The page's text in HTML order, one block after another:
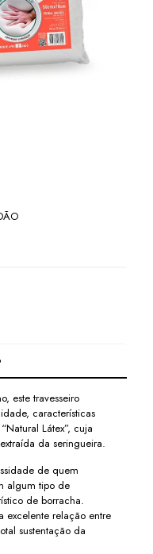
este travesseiro
características
Látex”, cuja
da seringueira.
de quem
algum tipo de
de borracha.
excelente relação entre
sustentação da